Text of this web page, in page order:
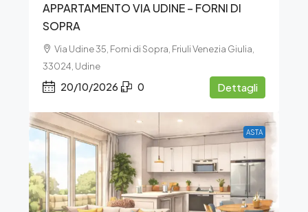
APPARTAMENTO VIA UDINE – FORNI DI
SOPRA
Via Udine 35, Forni di Sopra, Friuli Venezia Giulia,
33024, Udine
20/10/2026 0 Dettagli
ASTA